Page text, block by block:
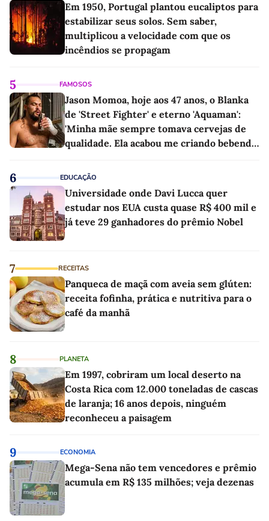
Em 1950, Portugal plantou eucaliptos para
estabilizar seus solos. Sem saber,
multiplicou a velocidade com que os
incêndios se propagam
5 FAMOSOS
Jason Momoa, hoje aos 47 anos, o Blanka
de 'Street Fighter' e eterno 'Aquaman':
'Minha mãe sempre tomava cervejas de
qualidade. Ela acabou me criando bebendo
6 EDUCAÇÃO
Universidade onde Davi Lucca quer
estudar nos EUA custa quase R$ 400 mil e
já teve 29 ganhadores do prêmio Nobel
7 RECEITAS
Panqueca de maçã com aveia sem glúten:
receita fofinha, prática e nutritiva para o
café da manhã
8 PLANETA
Em 1997, cobriram um local deserto na
Costa Rica com 12.000 toneladas de cascas
de laranja; 16 anos depois, ninguém
reconheceu a paisagem
9 ECONOMIA
Mega-Sena não tem vencedores e prêmio
acumula em R$ 135 milhões; veja dezenas